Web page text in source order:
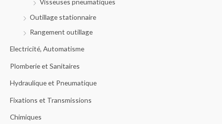
Visseuses pneumatiques
Outillage stationnaire
Rangement outillage
Electricité, Automatisme
Plomberie et Sanitaires
Hydraulique et Pneumatique
Fixations et Transmissions
Chimiques